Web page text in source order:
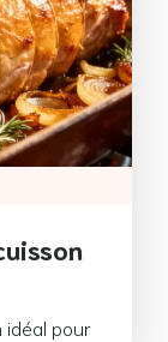
idéal pour